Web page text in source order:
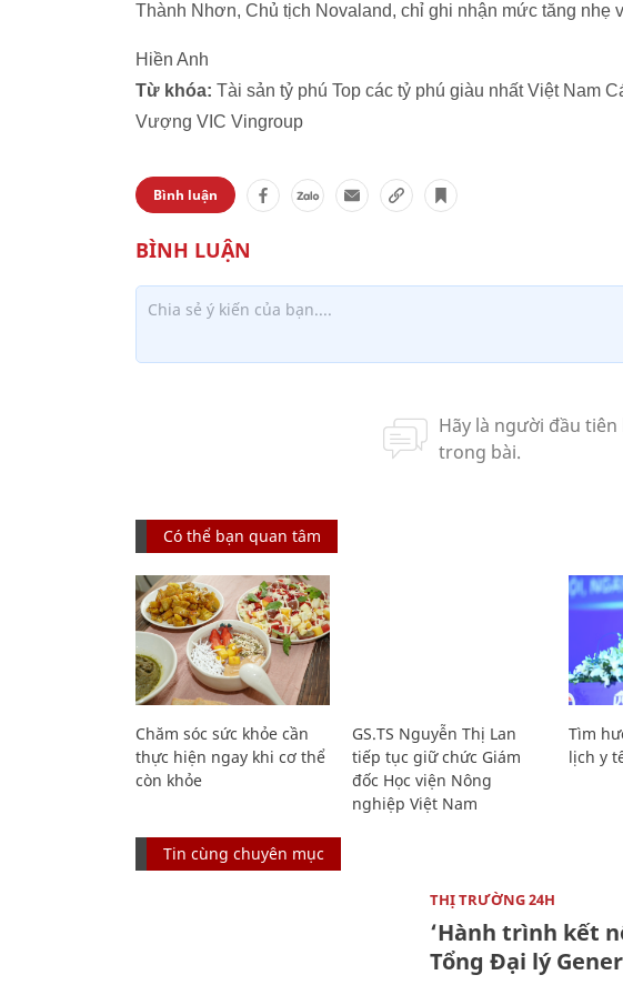
Thành Nhơn, Chủ tịch Novaland, chỉ ghi nhận mức tăng nhẹ
Hiền Anh
Từ khóa: Tài sản tỷ phú Top các tỷ phú giàu nhất Việt Nam
Vượng VIC Vingroup
Bình luận
Có thể bạn quan tâm
Chăm sóc sức khỏe cần
thực hiện ngay khi cơ thể
còn khỏe
GS.TS Nguyễn Thị Lan
tiếp tục giữ chức Giám
đốc Học viện Nông
nghiệp Việt Nam
Tìm
lịch y
Tin cùng chuyên mục
THỊ TRƯỜNG 24H
‘Hành trình kết
Tổng Đại lý